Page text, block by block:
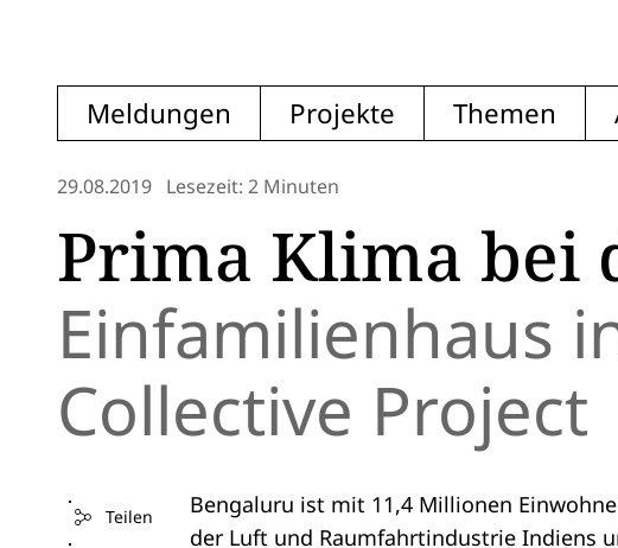
Meldungen Projekte Themen
29.08.2019 Lesezeit: 2 Minuten
Prima Klima bei
Einfamilienhaus
Collective Project
Teilen
Bengaluru ist mit 11,4 Millionen
der Luft und Raumfahrtindustrie Indiens